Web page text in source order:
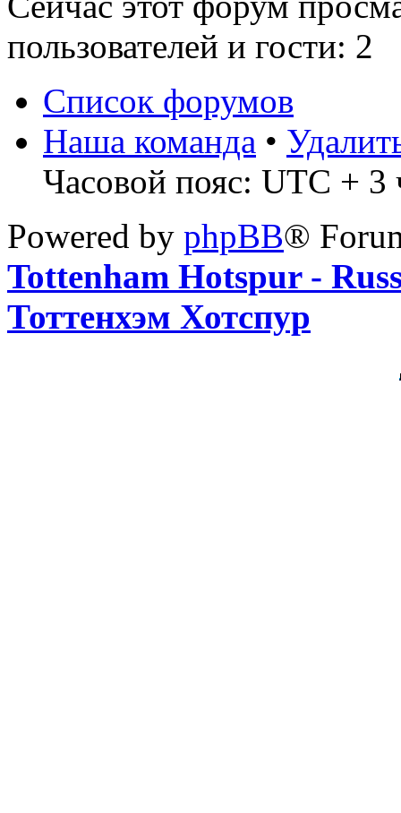
пользователей и гости: 2
Список форумов
Наша команда •
Часовой пояс: UTC + 3
Powered by phpBB®
Tottenham Hotspur -
Тоттенхэм Хотспур